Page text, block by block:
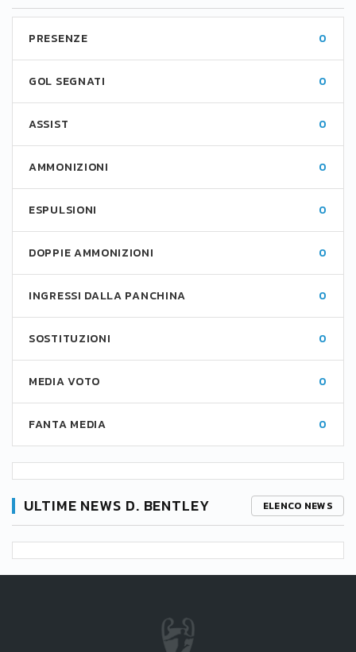
PRESENZE 0
GOL SEGNATI 0
ASSIST 0
AMMONIZIONI 0
ESPULSIONI 0
DOPPIE AMMONIZIONI 0
INGRESSI DALLA PANCHINA 0
SOSTITUZIONI 0
MEDIA VOTO 0
FANTA MEDIA 0
ULTIME NEWS D. BENTLEY ELENCO NEWS